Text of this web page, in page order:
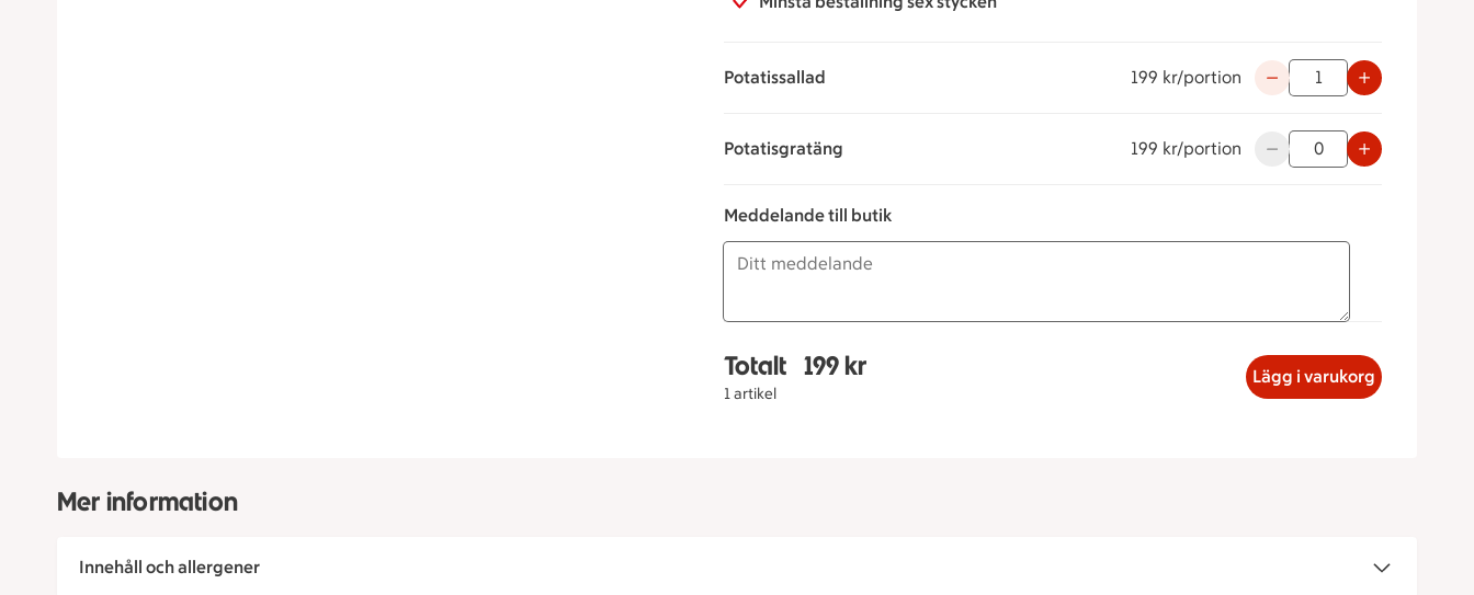
Potatissallad 199 kr/portion
199 kronor per portion Använd knapparna för att
Potatisgratäng 199 kr/portion
199 kronor per portion Använd knapparna för att
Meddelande till butik
Totalt
1 artikel
Totalt 1 stycken Exotisk Planka Potatissallad, 199 kronor
199 kr Lägg i varukorg
Mer information
Innehåll och allergener